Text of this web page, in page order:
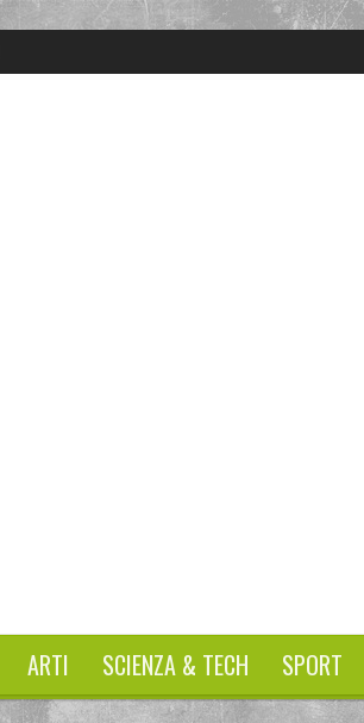
ARTI SCIENZA & TECH SPORT